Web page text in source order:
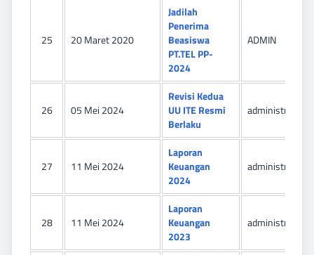
25 20 Maret 2020
Jadilah
Penerima
Beasiswa
PT.TEL PP-
2024
ADMIN
26 05 Mei 2024
Revisi Kedua
UU ITE Resmi
Berlaku
administrator
27 11 Mei 2024
Laporan
Keuangan
2024
administrator
28 11 Mei 2024
Laporan
Keuangan
2023
administrator